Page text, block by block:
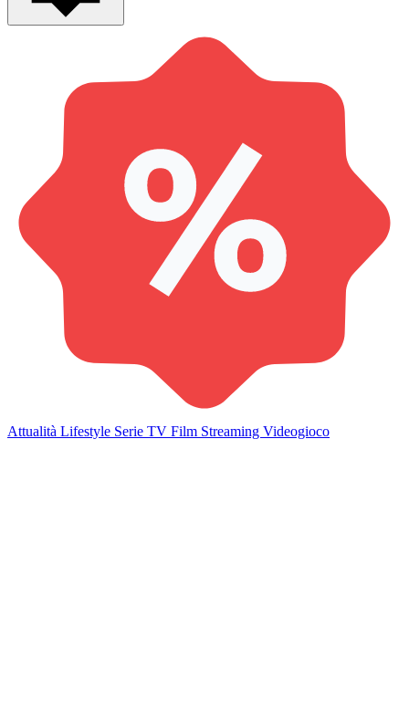
Attualità Lifestyle Serie TV Film Streaming Videogioco